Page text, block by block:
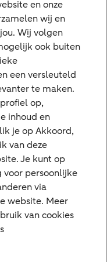
of worden
zodanige
ABN AMRO is
als gevolg van
met de
zijn
en onze
wij en
Wij volgen
ook buiten
een versleuteld
te maken.
op,
inhoud en
je op Akkoord,
van deze
Je kunt op
persoonlijke
via
website. Meer
van cookies